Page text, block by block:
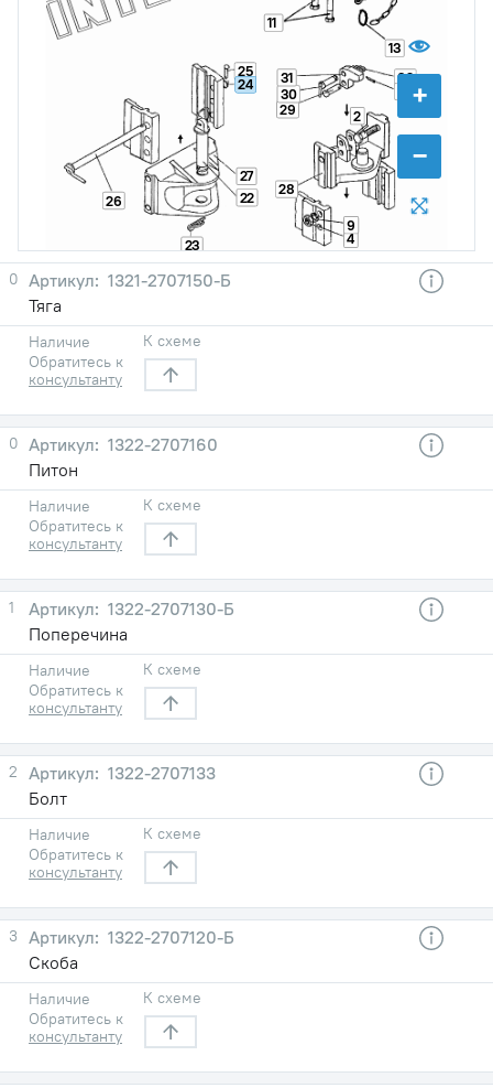
+
−
2
4
9
11
13
22
23
24
25
26
27
28
29
30
31 32
33
0
1321-2707150-Б
Тяга
Наличие
Обратитесь к
консультанту
К схеме
0
1322-2707160
Питон
Наличие
Обратитесь к
консультанту
К схеме
1
1322-2707130-Б
Поперечина
Наличие
Обратитесь к
консультанту
К схеме
2
1322-2707133
Болт
Наличие
Обратитесь к
консультанту
К схеме
3
1322-2707120-Б
Скоба
Наличие
Обратитесь к
консультанту
К схеме